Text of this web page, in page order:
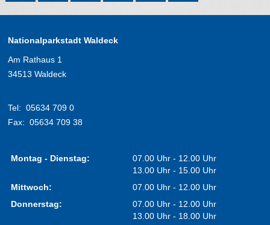
Nationalparkstadt Waldeck
Am Rathaus 1
34513 Waldeck
Tel: 05634 709 0
Fax: 05634 709 38
Montag - Dienstag:
07.00 Uhr - 12.00 Uhr
13.00 Uhr - 15.00 Uhr
Mittwoch:
07.00 Uhr - 12.00 Uhr
Donnerstag:
07.00 Uhr - 12.00 Uhr
13.00 Uhr - 18.00 Uhr